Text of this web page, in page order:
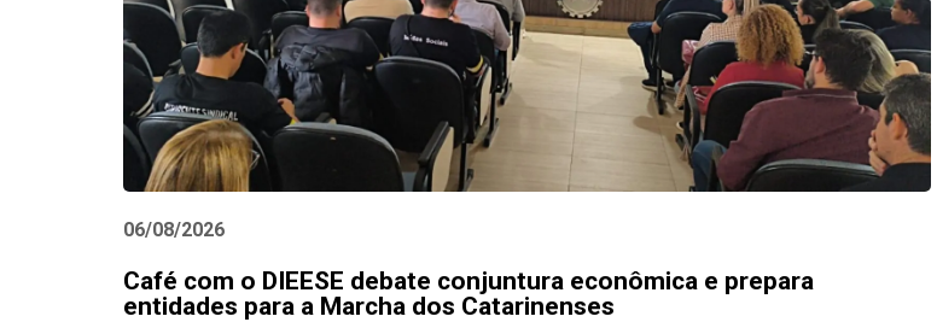
06/08/2026
Café com o DIEESE debate conjuntura econômica e prepara
entidades para a Marcha dos Catarinenses